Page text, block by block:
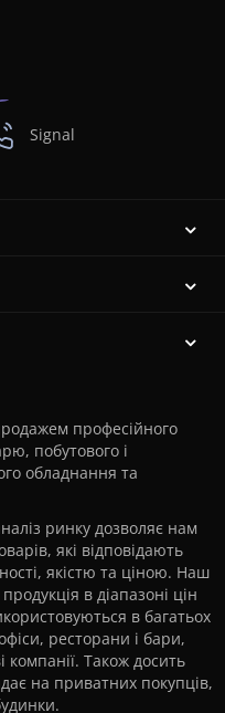
Signal
професійного
побутового і
обладнання та
ринку дозволяє нам
які відповідають
якістю та ціною. Наш
в діапазоні цін
в багатьох
ресторани і бари,
компанії. Також досить
на приватних покупців,